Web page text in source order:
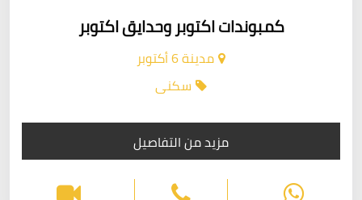
كمبوندات اكتوبر وحدايق اكتوبر
مدينة 6 أكتوبر
سكنى
مزيد من التفاصيل